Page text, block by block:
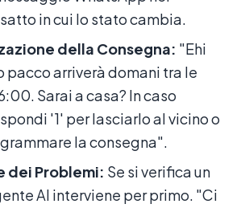
in cui lo stato cambia.
della Consegna: "Ehi
pacco arriverà domani tra le
Sarai a casa? In caso
'1' per lasciarlo al vicino o
la consegna".
dei Problemi: Se si verifica un
AI interviene per primo. "Ci